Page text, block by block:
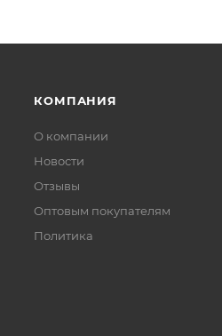
КОМПАНИЯ
О компании
Новости
Отзывы
Оптовым покупателям
Политика